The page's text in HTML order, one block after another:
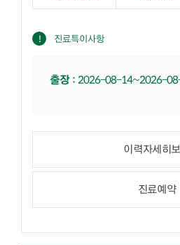
진료특이사항
출장:2026-08-14~2026-
이력자세히
진료예약